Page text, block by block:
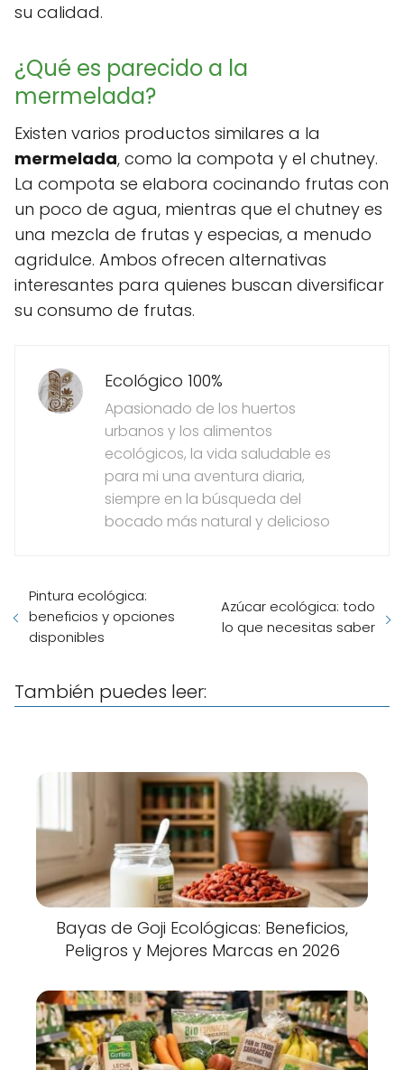
su calidad.
¿Qué es parecido a la
mermelada?
Existen varios productos similares a la
mermelada, como la compota y el chutney.
La compota se elabora cocinando frutas con
un poco de agua, mientras que el chutney es
una mezcla de frutas y especias, a menudo
agridulce. Ambos ofrecen alternativas
interesantes para quienes buscan diversificar
su consumo de frutas.
Ecológico 100%
Apasionado de los huertos
urbanos y los alimentos
ecológicos, la vida saludable es
para mi una aventura diaria,
siempre en la búsqueda del
bocado más natural y delicioso
Pintura ecológica:
beneficios y opciones
disponibles
Azúcar ecológica: todo
lo que necesitas saber
También puedes leer:
Bayas de Goji Ecológicas: Beneficios,
Peligros y Mejores Marcas en 2026